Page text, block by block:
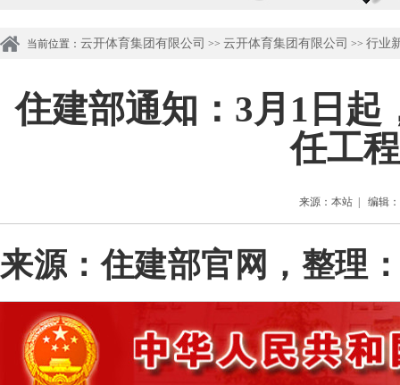
当前位置： 云开体育集团有限公司 >> 云开体育集团有限公司 >> 行业
住建部通知：3月1日
任工
来源：本站 | 编辑
来源 ：住建部官网，整理